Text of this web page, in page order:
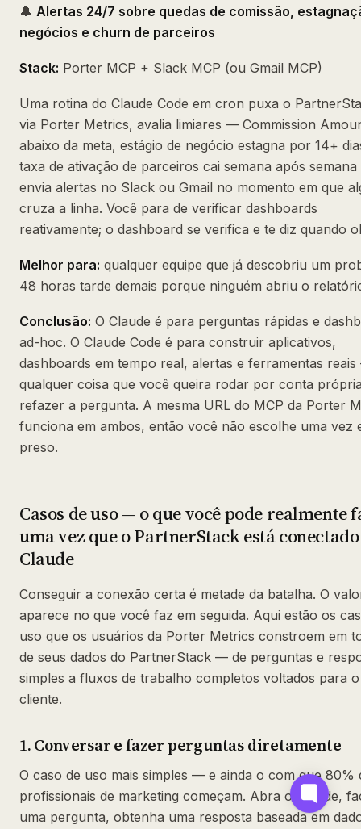
🔔 Alertas 24/7 sobre quedas de comissão,
negócios e churn de parceiros
Stack: Porter MCP + Slack MCP (ou Gmail MCP)
Uma rotina do Claude Code em cron puxa o
via Porter Metrics, avalia limiares — Commission
abaixo da meta, estágio de negócio estagna por 14+
taxa de ativação de parceiros cai semana após
envia alertas no Slack ou Gmail no momento em que
cruza a linha. Você para de verificar dashboards
reativamente; o dashboard se verifica e te diz quando
Melhor para: qualquer equipe que já descobriu um
48 horas tarde demais porque ninguém abriu o
Conclusão: O Claude é para perguntas rápidas e
ad-hoc. O Claude Code é para construir aplicativos,
dashboards em tempo real, alertas e ferramentas
qualquer coisa que você queira rodar por conta
refazer a pergunta. A mesma URL do MCP da Porter
funciona em ambos, então você não escolhe uma vez
preso.
Casos de uso — o que você pode realmente
uma vez que o PartnerStack está
Claude
Conseguir a conexão certa é metade da batalha. O
aparece no que você faz em seguida. Aqui estão os
uso que os usuários da Porter Metrics constroem em
de seus dados do PartnerStack — de perguntas e
simples a fluxos de trabalho completos voltados para o
cliente.
1. Conversar e fazer perguntas diretamente
O caso de uso mais simples — e ainda o com que 80%
profissionais de marketing começam. Abra o Claude,
uma pergunta, obtenha uma resposta baseada em